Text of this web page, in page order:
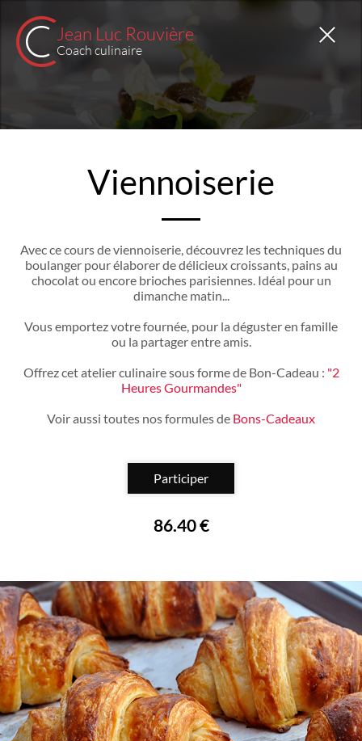
Jean Luc Rouvière
Coach culinaire
Viennoiserie
Avec ce cours de viennoiserie, découvrez les techniques du
boulanger pour élaborer de délicieux croissants, pains au
chocolat ou encore brioches parisiennes. Idéal pour un
dimanche matin...
Vous emportez votre fournée, pour la déguster en famille
ou la partager entre amis.
Offrez cet atelier culinaire sous forme de Bon-Cadeau : "2
Heures Gourmandes"
Voir aussi toutes nos formules de Bons-Cadeaux
Participer
86.40 €